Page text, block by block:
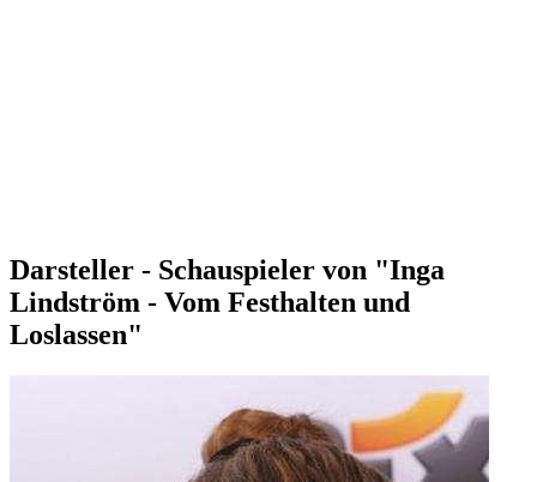
Darsteller - Schauspieler von "Inga
Lindström - Vom Festhalten und
Loslassen"